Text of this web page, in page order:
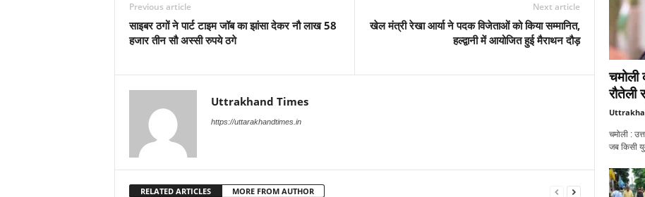
Previous article
साइबर ठगों ने पार्ट टाइम जॉब का झांसा देकर नौ लाख 58
हजार तीन सौ अस्सी रुपये ठगे
Next article
खेल मंत्री रेखा आर्या ने पदक विजेताओं को किया सम्मानित,
हल्द्वानी में आयोजित हुई मैराथन दौड़
Uttrakhand Times
https://uttarakhandtimes.in
RELATED ARTICLES MORE FROM AUTHOR
चमोली
रौतेली
चमोली :
जब किसी